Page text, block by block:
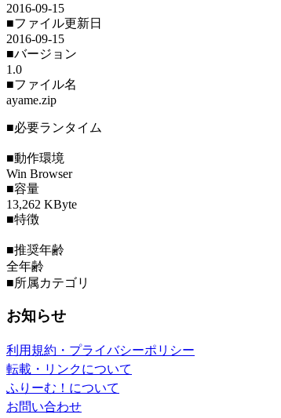
2016-09-15
■ファイル更新日
2016-09-15
■バージョン
1.0
■ファイル名
ayame.zip
■必要ランタイム
■動作環境
Win Browser
■容量
13,262 KByte
■特徴
■推奨年齢
全年齢
■所属カテゴリ
お知らせ
利用規約・プライバシーポリシー
転載・リンクについて
ふりーむ！について
お問い合わせ